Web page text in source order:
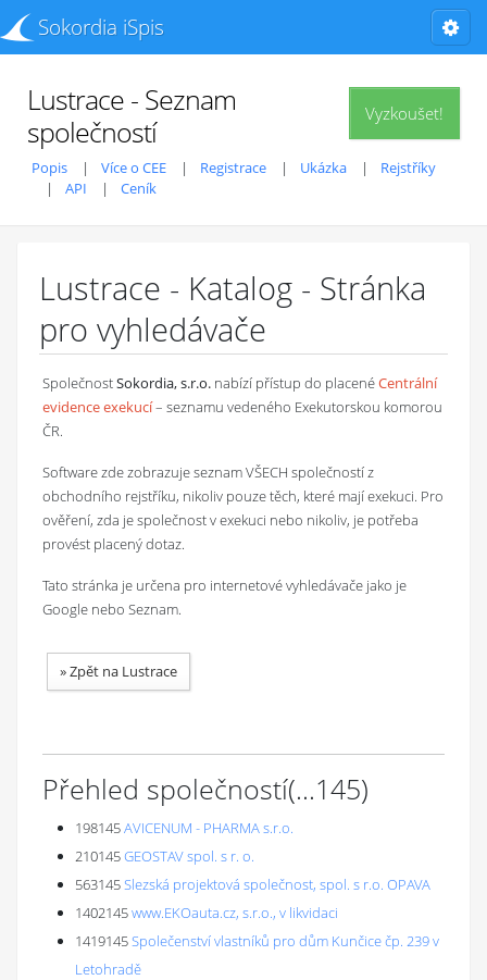
Sokordia iSpis
Vyzkoušet!
Lustrace - Seznam
společností
Popis Více o CEE Registrace Ukázka
Rejstříky
API
Ceník
Lustrace - Katalog - Stránka
pro vyhledávače
SpolečnostSokordia, s.r.o. nabízí přístup do placenéCentrální
evidence exekucí– seznamu vedeného Exekutorskou komorou
ČR.
Software zde zobrazuje seznam VŠECH společností z
obchodního rejstříku, nikoliv pouze těch, které mají exekuci. Pro
ověření, zda je společnost v exekuci nebo nikoliv, je potřeba
provést placený dotaz.
Tato stránka je určena pro internetové vyhledávače jako je
Google nebo Seznam.
»Zpět na Lustrace
Přehled společností(...145)
198145AVICENUM - PHARMA s.r.o.
210145GEOSTAV spol. s r. o.
563145Slezská projektová společnost, spol. s r.o. OPAVA
1402145www.EKOauta.cz, s.r.o., v likvidaci
1419145Společenství vlastníků pro dům Kunčice čp. 239 v
Letohradě